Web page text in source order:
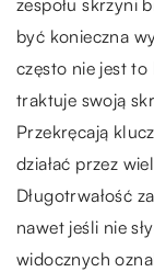
zespołu skrzyni
być konieczna
często nie jest
traktuje swoją
Przekręcają
działać przez
Długotrwałość
nawet jeśli nie
widocznych